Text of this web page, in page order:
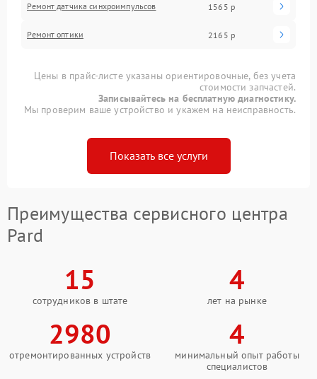
Ремонт датчика синхроимпульсов 1565 р
Ремонт оптики 2165 р
Цены в прайс-листе указаны ориентировочные, без учета
стоимости запчастей.
Записывайтесь на бесплатную диагностику.
Мы проверим ваше устройство и укажем на неисправность.
Показать все услуги
Преимущества сервисного центра
Pard
15
сотрудников в штате
4
лет на рынке
2980
отремонтированных устройств
4
минимальный опыт работы
специалистов